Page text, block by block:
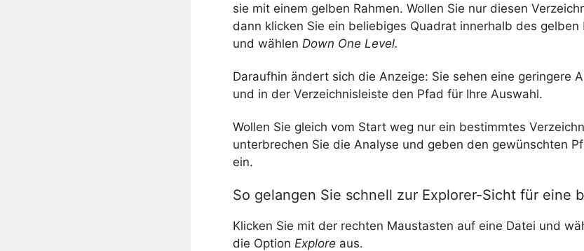
sie mit einem gelben Rahmen. Wollen Sie nur diesen
dann klicken Sie ein beliebiges Quadrat innerhalb des gelben
und wählen Down One Level.
Daraufhin ändert sich die Anzeige: Sie sehen eine geringere
und in der Verzeichnisleiste den Pfad für Ihre Auswahl.
Wollen Sie gleich vom Start weg nur ein bestimmtes
unterbrechen Sie die Analyse und geben den gewünschten
ein.
So gelangen Sie schnell zur Explorer-Sicht für eine
Klicken Sie mit der rechten Maustasten auf eine Datei und
die Option Explore aus.